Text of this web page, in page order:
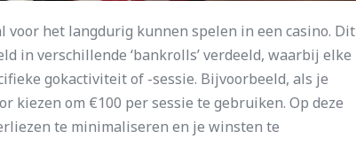
het langdurig kunnen spelen in een casino. Dit
in verschillende ‘bankrolls’ verdeeld, waarbij elke
gokactiviteit of -sessie. Bijvoorbeeld, als je
kiezen om €100 per sessie te gebruiken. Op deze
te minimaliseren en je winsten te